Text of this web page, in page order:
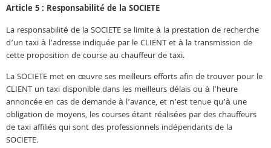
Article 5 : Responsabilité de la SOCIETE
La responsabilité de la SOCIETE se limite à la prestation de recherche
d’un taxi à l’adresse indiquée par le CLIENT et à la transmission de
cette proposition de course au chauffeur de taxi.
La SOCIETE met en œuvre ses meilleurs efforts afin de trouver pour le
CLIENT un taxi disponible dans les meilleurs délais ou à l’heure
annoncée en cas de demande à l’avance, et n’est tenue qu’à une
obligation de moyens, les courses étant réalisées par des chauffeurs
de taxi affiliés qui sont des professionnels indépendants de la
SOCIETE.